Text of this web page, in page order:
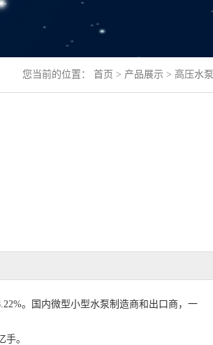
您当前的位置： 首页 > 产品展示 > 高压水泵
。国内微型小型水泵制造商和出口商，一
。